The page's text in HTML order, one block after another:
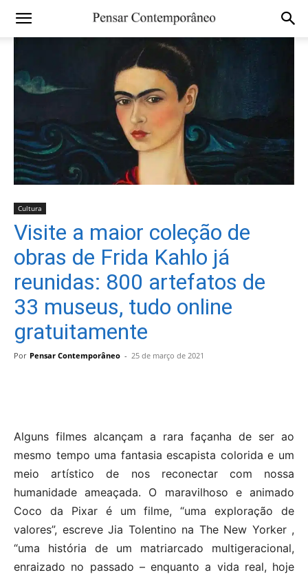
Cultura
Visite a maior coleção de
obras de Frida Kahlo já
reunidas: 800 artefatos de
33 museus, tudo online
gratuitamente
Por Pensar Contemporâneo - 25 de março de 2021
Alguns filmes alcançam a rara façanha de ser ao
mesmo tempo uma fantasia escapista colorida e um
meio artístico de nos reconectar com nossa
humanidade ameaçada. O maravilhoso e animado
Coco da Pixar é um filme, “uma exploração de
valores”, escreve Jia Tolentino na The New Yorker ,
“uma história de um matriarcado multigeracional,
enraizado no passado – enquanto a vida real, hoje